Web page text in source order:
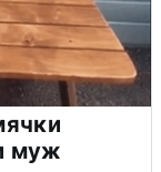
муж